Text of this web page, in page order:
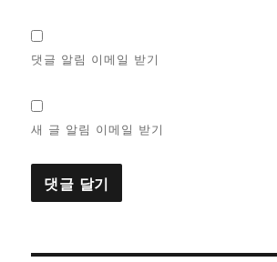
댓글 알림 이메일 받기
새 글 알림 이메일 받기